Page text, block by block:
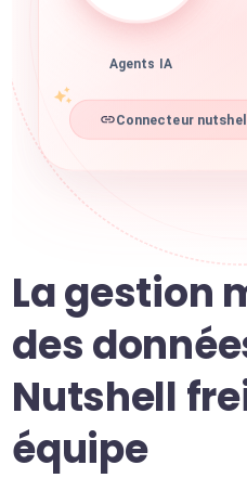
Agents IA
Connecteur
La gestion
des
Nutshell
équipe